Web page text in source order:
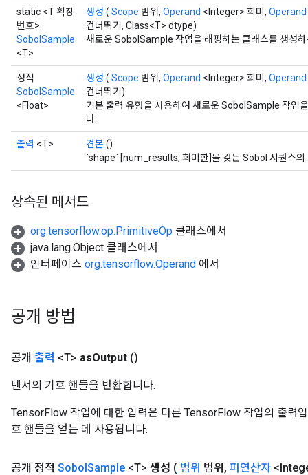
static <T 확장
번호>
SobolSample
<T>
생성 ( Scope 범위, Operand <Integer> 희미, Operand
건너뛰기, Class<T> dtype)
새로운 SobolSample 작업을 래핑하는 클래스를 생성
정적
SobolSample
<Float>
생성 ( Scope 범위, Operand <Integer> 희미, Operand
건너뛰기)
기본 출력 유형을 사용하여 새로운 SobolSample 작업
다.
출력 <T> 견본()
`shape` [num_results, 희미한]을 갖는 Sobol 시퀀스의
상속된 메서드
org.tensorflow.op.PrimitiveOp 클래스에서
java.lang.Object 클래스에서
인터페이스 org.tensorflow.Operand 에서
공개 방법
공개 출력 <T> asOutput ()
텐서의 기호 핸들을 반환합니다.
TensorFlow 작업에 대한 입력은 다른 TensorFlow 작업의 출력
호 핸들을 얻는 데 사용됩니다.
공개 정적 SobolSample <T> 생성 ( 범위 범위 , 피연산자